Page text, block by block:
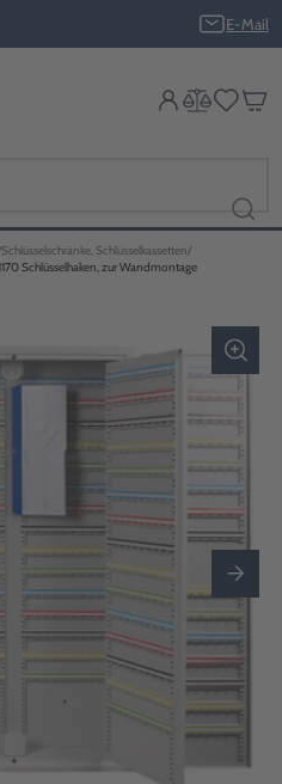
E-Mail
Schlüsselschränke, Schlüsselkassetten
Schlüsselhaken, zur Wandmontage